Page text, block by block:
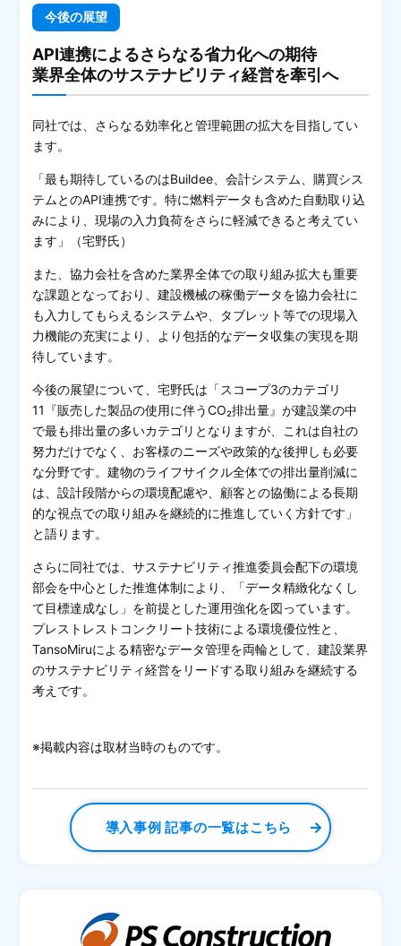
今後の展望
API連携によるさらなる省力化への期待
業界全体のサステナビリティ経営を牽引へ
同社では、さらなる効率化と管理範囲の拡大を目指してい
ます。
「最も期待しているのはBuildee、会計システム、購買シス
テムとのAPI連携です。特に燃料データも含めた自動取り込
みにより、現場の入力負荷をさらに軽減できると考えてい
ます」（宅野氏）
また、協力会社を含めた業界全体での取り組み拡大も重要
な課題となっており、建設機械の稼働データを協力会社に
も入力してもらえるシステムや、タブレット等での現場入
力機能の充実により、より包括的なデータ収集の実現を期
待しています。
今後の展望について、宅野氏は「スコープ3のカテゴリ
11『販売した製品の使用に伴うCO₂排出量』が建設業の中
で最も排出量の多いカテゴリとなりますが、これは自社の
努力だけでなく、お客様のニーズや政策的な後押しも必要
な分野です。建物のライフサイクル全体での排出量削減に
は、設計段階からの環境配慮や、顧客との協働による長期
的な視点での取り組みを継続的に推進していく方針です」
と語ります。
さらに同社では、サステナビリティ推進委員会配下の環境
部会を中心とした推進体制により、「データ精緻化なくし
て目標達成なし」を前提とした運用強化を図っています。
プレストレストコンクリート技術による環境優位性と、
TansoMiruによる精密なデータ管理を両輪として、建設業界
のサステナビリティ経営をリードする取り組みを継続する
考えです。
※掲載内容は取材当時のものです。
導入事例 記事の一覧はこちら